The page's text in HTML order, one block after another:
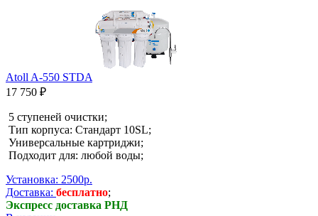
Atoll A-550 STDA
17 750 ₽
5 ступеней очистки;
Тип корпуса: Стандарт 10SL;
Универсальные картриджи;
Подходит для: любой воды;
Установка: 2500р.
Доставка: бесплатно;
Экспресс доставка РНД